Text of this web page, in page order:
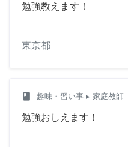
勉強教えます！
東京都
class 趣味・習い事 ▸ 家庭教師
勉強おしえます！